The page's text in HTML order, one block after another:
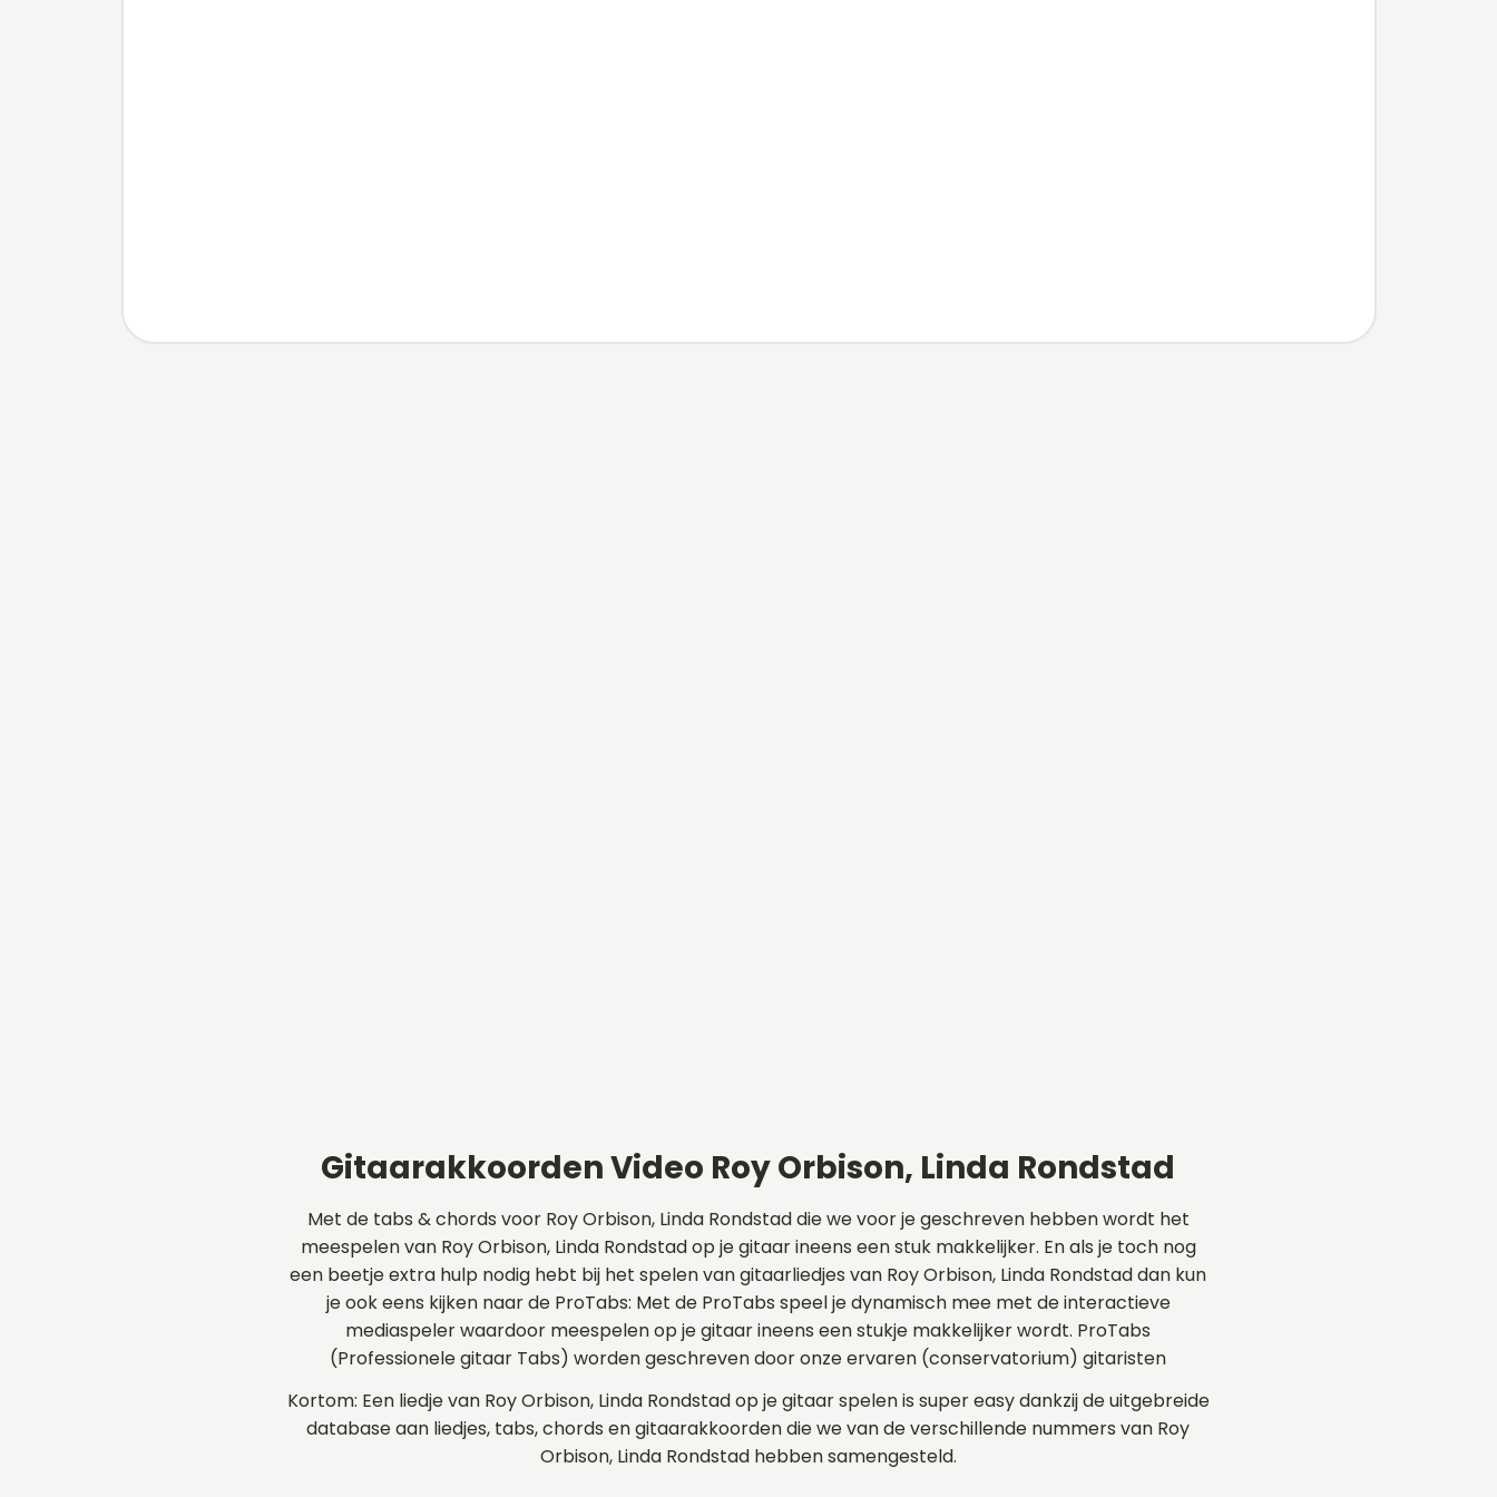
Gitaarakkoorden Video Roy Orbison, Linda Rondstad
Met de tabs & chords voor Roy Orbison, Linda Rondstad die we voor je geschreven hebben wordt het
meespelen van Roy Orbison, Linda Rondstad op je gitaar ineens een stuk makkelijker. En als je toch nog
een beetje extra hulp nodig hebt bij het spelen van gitaarliedjes van Roy Orbison, Linda Rondstad dan kun
je ook eens kijken naar de ProTabs: Met de ProTabs speel je dynamisch mee met de interactieve
mediaspeler waardoor meespelen op je gitaar ineens een stukje makkelijker wordt. ProTabs
(Professionele gitaar Tabs) worden geschreven door onze ervaren (conservatorium) gitaristen
Kortom: Een liedje van Roy Orbison, Linda Rondstad op je gitaar spelen is super easy dankzij de uitgebreide
database aan liedjes, tabs, chords en gitaarakkoorden die we van de verschillende nummers van Roy
Orbison, Linda Rondstad hebben samengesteld.